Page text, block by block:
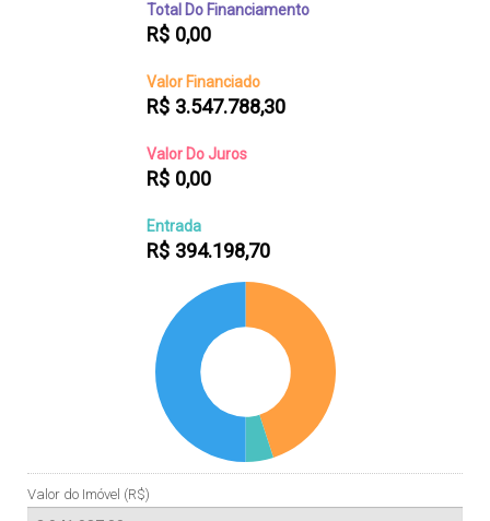
Total Do Financiamento
R$ 0,00
Valor Financiado
R$ 3.547.788,30
Valor Do Juros
R$ 0,00
Entrada
R$ 394.198,70
Valor do Imóvel (R$)